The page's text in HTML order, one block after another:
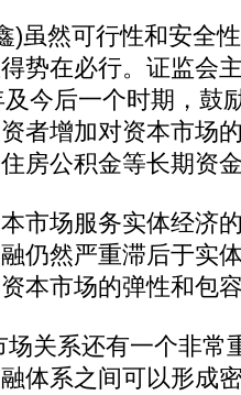
然可行性和安全性
势在必行。证监会
今后一个时期，鼓
者增加对资本市场
房公积金等长期资
场服务实体经济
仍然严重滞后于实
本市场的弹性和包
关系还有一个非常
体系之间可以形成